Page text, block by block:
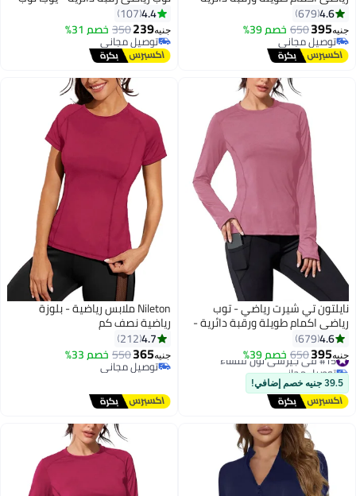
للنساء
4.6
679
جنيه395
650 خصم 39%
توصيل مجاني
توصيل مجاني
للنساء
4.4
107
جنيه239
350 خصم 31%
توصيل مجاني
توصيل مجاني
نايلتون تي شيرت رياضي - توب
رياضي اكمام طويلة ورقبة دائرية -
للنساء
4.6
679
جنيه395
650 خصم 39% #15 في جيرسي نون للنساء
توصيل مجاني
#15 في جيرسي نون للنساء
39.5 جنيه خصم إضافي!
2
Nileton ملابس رياضية - بلوزة
رياضية نصف كم
4.7
212
جنيه365
550 خصم 33%
توصيل مجاني
توصيل مجاني